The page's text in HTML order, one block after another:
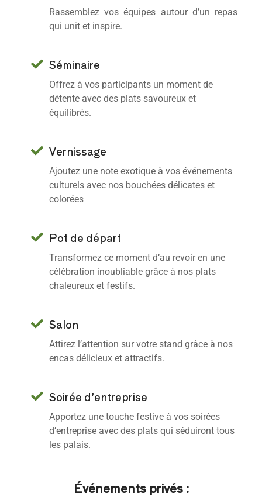
Rassemblez vos équipes autour d’un repas
qui unit et inspire.
Séminaire
Offrez à vos participants un moment de
détente avec des plats savoureux et
équilibrés.
Vernissage
Ajoutez une note exotique à vos événements
culturels avec nos bouchées délicates et
colorées
Pot de départ
Transformez ce moment d’au revoir en une
célébration inoubliable grâce à nos plats
chaleureux et festifs.
Salon
Attirez l’attention sur votre stand grâce à nos
encas délicieux et attractifs.
Soirée d’entreprise
Apportez une touche festive à vos soirées
d’entreprise avec des plats qui séduiront tous
les palais.
Événements privés :